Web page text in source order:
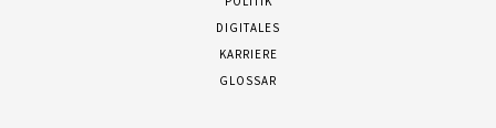
DIGITALES
KARRIERE
GLOSSAR